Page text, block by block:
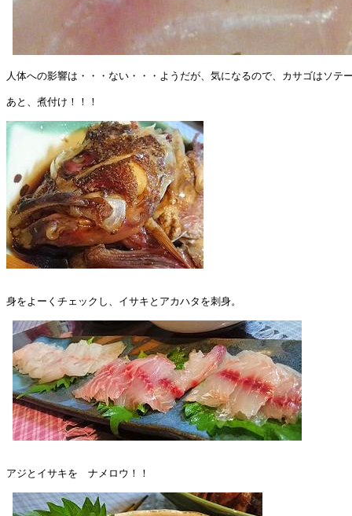
人体への影響は・・・ない・・・ようだが、気になるので、カサゴはソテ
あと、煮付け！！！
身をよーくチェックし、イサキとアカハタを刺身。
アジとイサキを　ナメロウ！！